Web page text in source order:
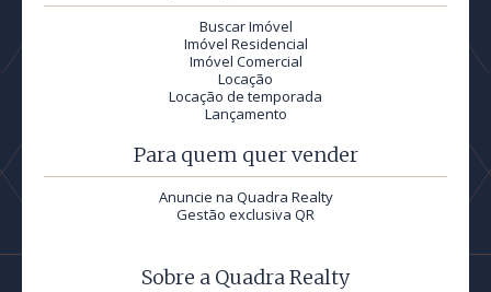
Buscar Imóvel
Imóvel Residencial
Imóvel Comercial
Locação
Locação de temporada
Lançamento
Para quem quer vender
Anuncie na Quadra Realty
Gestão exclusiva QR
Sobre a Quadra Realty